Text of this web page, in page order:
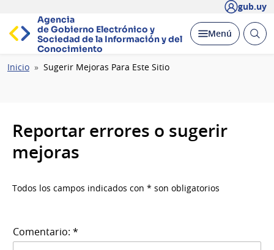
gub.uy
Agencia
de Gobierno Electrónico y
Sociedad de la Información y del
Conocimiento
Desplegar
Menú Abrir
Ruta
Inicio Sugerir Mejoras Para Este Sitio
Reportar errores o sugerir
mejoras
Todos los campos indicados con * son obligatorios
Comentario: *